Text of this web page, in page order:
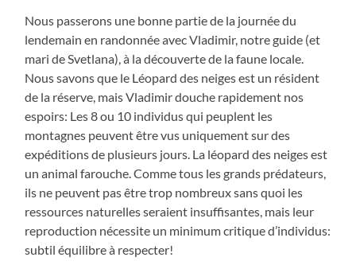
Nous passerons une bonne partie de la journée du
lendemain en randonnée avec Vladimir, notre guide (et
mari de Svetlana), à la découverte de la faune locale.
Nous savons que le Léopard des neiges est un résident
de la réserve, mais Vladimir douche rapidement nos
espoirs: Les 8 ou 10 individus qui peuplent les
montagnes peuvent être vus uniquement sur des
expéditions de plusieurs jours. La léopard des neiges est
un animal farouche. Comme tous les grands prédateurs,
ils ne peuvent pas être trop nombreux sans quoi les
ressources naturelles seraient insuffisantes, mais leur
reproduction nécessite un minimum critique d’individus:
subtil équilibre à respecter!